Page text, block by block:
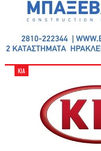
KIA